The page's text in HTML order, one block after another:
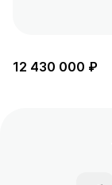
12 430 000 ₽